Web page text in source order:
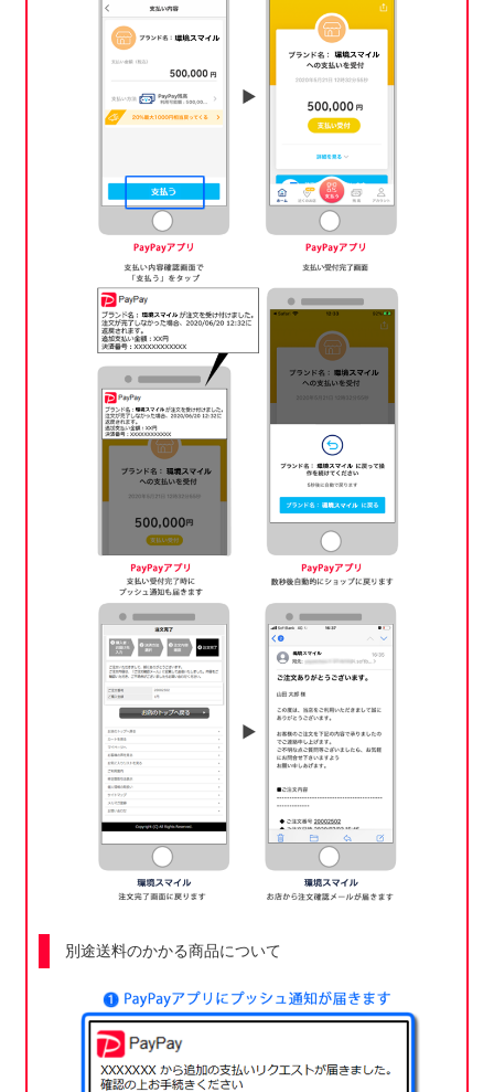
別途送料のかかる商品について